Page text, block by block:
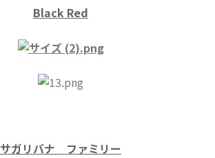
Black Red
サガリバナ ファミリー